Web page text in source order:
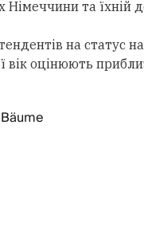
Німеччини та
на статус
вік оцінюють